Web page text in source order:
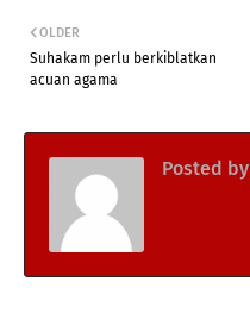
OLDER
Suhakam perlu berkiblatkan
acuan agama
Posted by